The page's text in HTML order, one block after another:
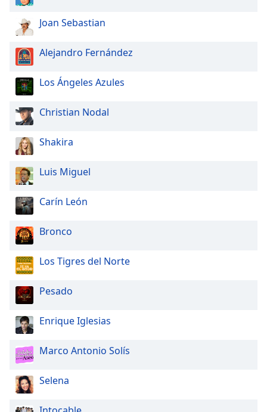
Joan Sebastian
Alejandro Fernández
Los Ángeles Azules
Christian Nodal
Shakira
Luis Miguel
Carín León
Bronco
Los Tigres del Norte
Pesado
Enrique Iglesias
Marco Antonio Solís
Selena